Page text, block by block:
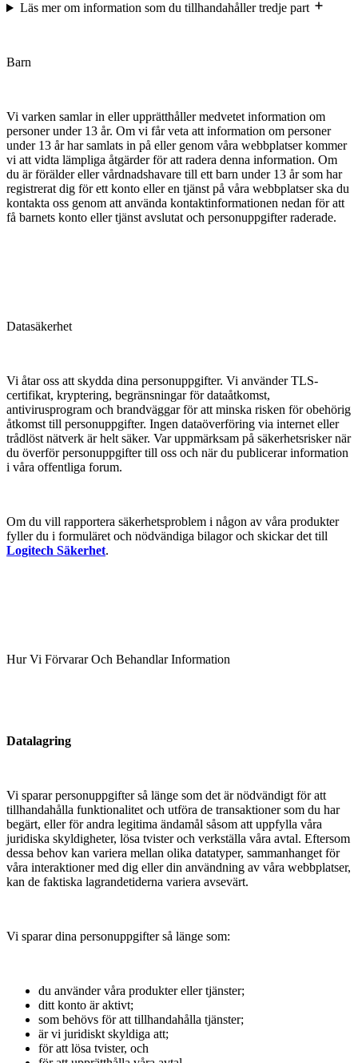
Läs mer om information som du tillhandahåller tredje part
Barn
Vi varken samlar in eller upprätthåller medvetet information om
personer under 13 år. Om vi får veta att information om personer
under 13 år har samlats in på eller genom våra webbplatser kommer
vi att vidta lämpliga åtgärder för att radera denna information. Om
du är förälder eller vårdnadshavare till ett barn under 13 år som har
registrerat dig för ett konto eller en tjänst på våra webbplatser ska du
kontakta oss genom att använda kontaktinformationen nedan för att
få barnets konto eller tjänst avslutat och personuppgifter raderade.
Datasäkerhet
Vi åtar oss att skydda dina personuppgifter. Vi använder TLS-
certifikat, kryptering, begränsningar för dataåtkomst,
antivirusprogram och brandväggar för att minska risken för obehörig
åtkomst till personuppgifter. Ingen dataöverföring via internet eller
trådlöst nätverk är helt säker. Var uppmärksam på säkerhetsrisker när
du överför personuppgifter till oss och när du publicerar information
i våra offentliga forum.
Om du vill rapportera säkerhetsproblem i någon av våra produkter
fyller du i formuläret och nödvändiga bilagor och skickar det till
Logitech Säkerhet.
Hur Vi Förvarar Och Behandlar Information
Datalagring
Vi sparar personuppgifter så länge som det är nödvändigt för att
tillhandahålla funktionalitet och utföra de transaktioner som du har
begärt, eller för andra legitima ändamål såsom att uppfylla våra
juridiska skyldigheter, lösa tvister och verkställa våra avtal. Eftersom
dessa behov kan variera mellan olika datatyper, sammanhanget för
våra interaktioner med dig eller din användning av våra webbplatser,
kan de faktiska lagrandetiderna variera avsevärt.
Vi sparar dina personuppgifter så länge som:
du använder våra produkter eller tjänster;
ditt konto är aktivt;
som behövs för att tillhandahålla tjänster;
är vi juridiskt skyldiga att;
för att lösa tvister, och